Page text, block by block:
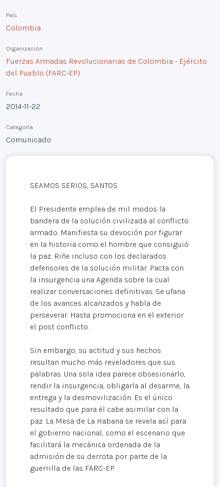
País
Colombia
Organización
Fuerzas Armadas Revolucionarias de Colombia - Ejército
del Pueblo (FARC-EP)
Fecha
2014-11-22
Categoría
Comunicado
SEAMOS SERIOS, SANTOS
El Presidente emplea de mil modos la
bandera de la solución civilizada al conflicto
armado. Manifiesta su devoción por figurar
en la historia como el hombre que consiguió
la paz. Riñe incluso con los declarados
defensores de la solución militar. Pacta con
la insurgencia una Agenda sobre la cual
realizar conversaciones definitivas. Se ufana
de los avances alcanzados y habla de
perseverar. Hasta promociona en el exterior
el post conflicto.
Sin embargo, su actitud y sus hechos
resultan mucho más reveladores que sus
palabras. Una sola idea parece obsesionarlo,
rendir la insurgencia, obligarla al desarme, la
entrega y la desmovilización. Es el único
resultado que para él cabe asimilar con la
paz. La Mesa de La Habana se revela así para
el gobierno nacional, como el escenario que
facilitará la mecánica ordenada de la
admisión de su derrota por parte de la
guerrilla de las FARC-EP.